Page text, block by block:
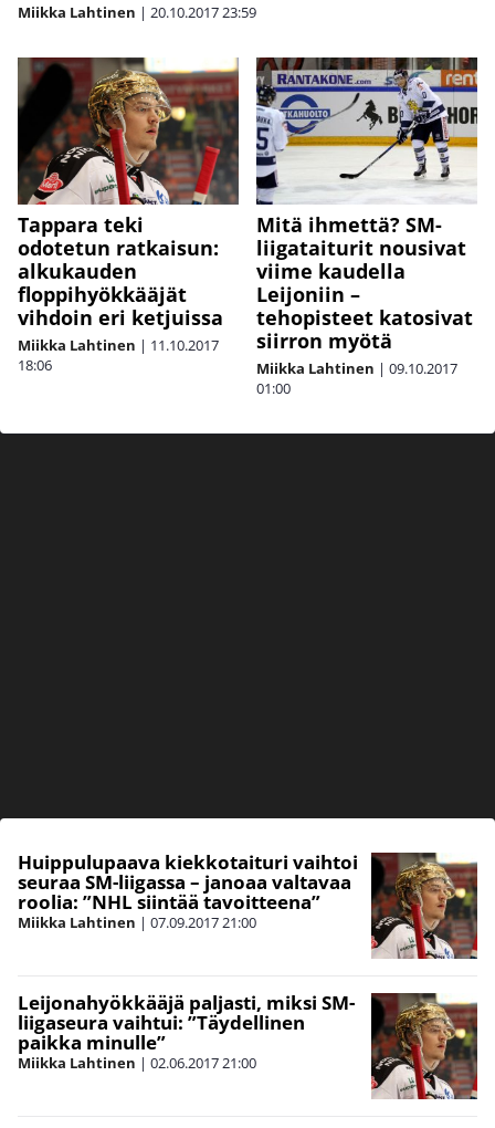
Miikka Lahtinen | 20.10.201723:59
Tappara teki
odotetun ratkaisun:
alkukauden
floppihyökkääjät
vihdoin eri ketjuissa
Miikka Lahtinen | 11.10.2017
18:06
Mitä ihmettä? SM-
liigataiturit nousivat
viime kaudella
Leijoniin –
tehopisteet katosivat
siirron myötä
Miikka Lahtinen | 09.10.2017
01:00
Huippulupaava kiekkotaituri vaihtoi
seuraa SM-liigassa – janoaa valtavaa
roolia: ”NHL siintää tavoitteena”
Miikka Lahtinen | 07.09.201721:00
Leijonahyökkääjä paljasti, miksi SM-
liigaseura vaihtui: ”Täydellinen
paikka minulle”
Miikka Lahtinen | 02.06.201721:00